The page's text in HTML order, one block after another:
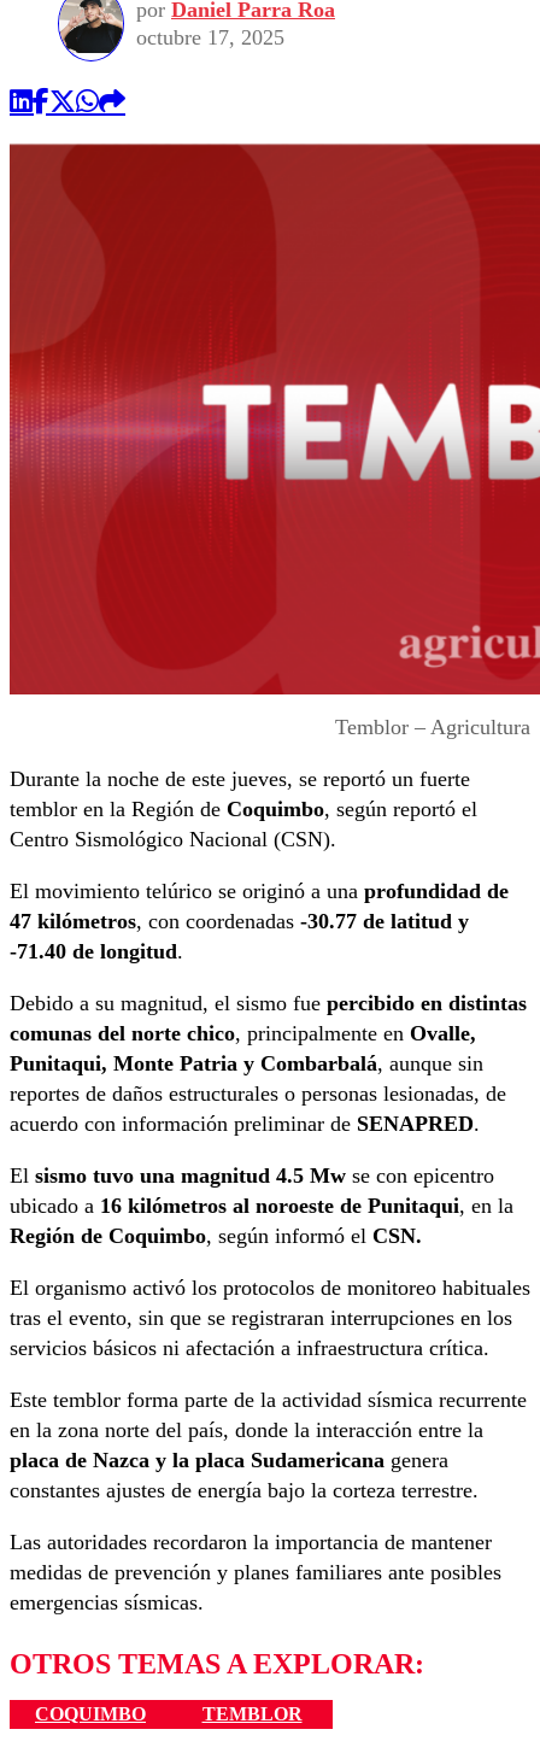
por Daniel Parra Roa
octubre 17, 2025
Temblor – Agricultura
Durante la noche de este jueves, se reportó un fuerte
temblor en la Región de Coquimbo, según reportó el
Centro Sismológico Nacional (CSN).
El movimiento telúrico se originó a una profundidad de
47 kilómetros, con coordenadas -30.77 de latitud y
-71.40 de longitud.
Debido a su magnitud, el sismo fue percibido en distintas
comunas del norte chico, principalmente en Ovalle,
Punitaqui, Monte Patria y Combarbalá, aunque sin
reportes de daños estructurales o personas lesionadas, de
acuerdo con información preliminar de SENAPRED.
El sismo tuvo una magnitud 4.5 Mw se con epicentro
ubicado a 16 kilómetros al noroeste de Punitaqui, en la
Región de Coquimbo, según informó el CSN.
El organismo activó los protocolos de monitoreo habituales
tras el evento, sin que se registraran interrupciones en los
servicios básicos ni afectación a infraestructura crítica.
Este temblor forma parte de la actividad sísmica recurrente
en la zona norte del país, donde la interacción entre la
placa de Nazca y la placa Sudamericana genera
constantes ajustes de energía bajo la corteza terrestre.
Las autoridades recordaron la importancia de mantener
medidas de prevención y planes familiares ante posibles
emergencias sísmicas.
OTROS TEMAS A EXPLORAR:
COQUIMBO TEMBLOR